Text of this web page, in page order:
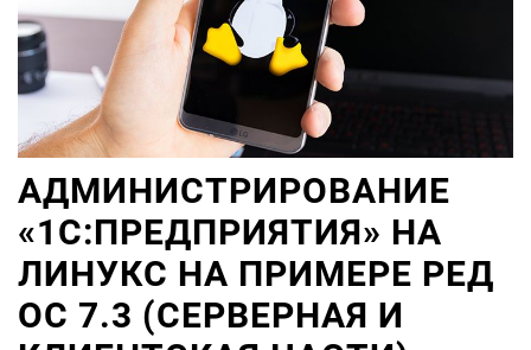
АДМИНИСТРИРОВАНИЕ
«1С:ПРЕДПРИЯТИЯ» НА
ЛИНУКС НА ПРИМЕРЕ РЕД
ОС 7.3 (СЕРВЕРНАЯ И